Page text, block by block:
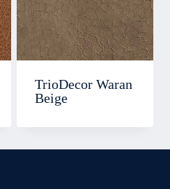
TrioDecor Waran
Beige